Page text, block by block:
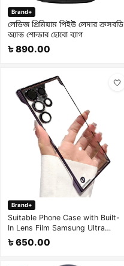
Brand+
লেডিজ প্রিমিয়াম পিইউ লেদার ক্রসবডি
অ্যান্ড শোল্ডার হোবো ব্যাগ
৳ 890.00
🤍
Brand+
Suitable Phone Case with Built-
In Lens Film Samsung Ultra
Series Electroplated High-
Transparency Protective Case
৳ 650.00